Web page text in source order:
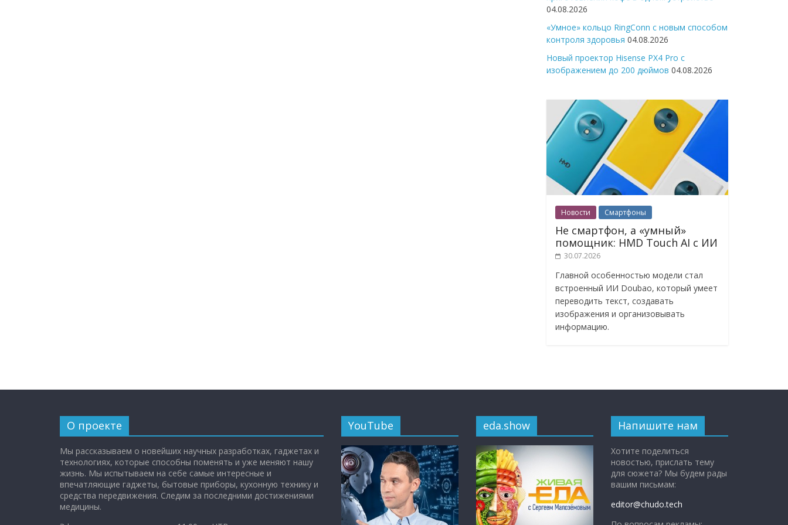
04.08.2026
«Умное» кольцо RingConn с новым способом
контроля здоровья 04.08.2026
Новый проектор Hisense PX4 Pro с
изображением до 200 дюймов 04.08.2026
Новости Смартфоны
Не смартфон, а «умный»
помощник: HMD Touch AI с ИИ
30.07.2026
Главной особенностью модели стал
встроенный ИИ Doubao, который умеет
переводить текст, создавать
изображения и организовывать
информацию.
О проекте
Мы рассказываем о новейших научных разработках, гаджетах и
технологиях, которые способны поменять и уже меняют нашу
жизнь. Мы испытываем на себе самые интересные и
впечатляющие гаджеты, бытовые приборы, кухонную технику и
средства передвижения. Следим за последними достижениями
медицины.
YouTube eda.show Напишите нам
Хотите поделиться
новостью, прислать тему
для сюжета? Мы будем рады
вашим письмам:
editor@chudo.tech